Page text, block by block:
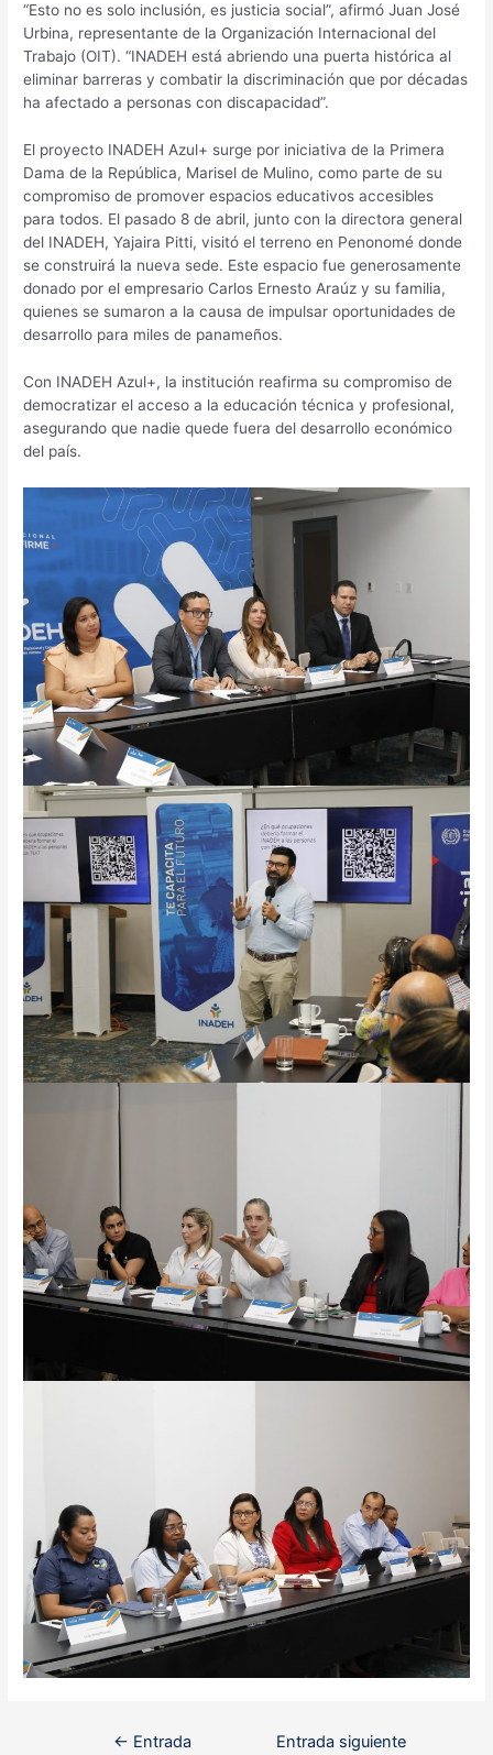
“Esto no es solo inclusión, es justicia social”, afirmó Juan José
Urbina, representante de la Organización Internacional del
Trabajo (OIT). “INADEH está abriendo una puerta histórica al
eliminar barreras y combatir la discriminación que por décadas
ha afectado a personas con discapacidad”.
El proyecto INADEH Azul+ surge por iniciativa de la Primera
Dama de la República, Marisel de Mulino, como parte de su
compromiso de promover espacios educativos accesibles
para todos. El pasado 8 de abril, junto con la directora general
del INADEH, Yajaira Pitti, visitó el terreno en Penonomé donde
se construirá la nueva sede. Este espacio fue generosamente
donado por el empresario Carlos Ernesto Araúz y su familia,
quienes se sumaron a la causa de impulsar oportunidades de
desarrollo para miles de panameños.
Con INADEH Azul+, la institución reafirma su compromiso de
democratizar el acceso a la educación técnica y profesional,
asegurando que nadie quede fuera del desarrollo económico
del país.
Navegación
← Entrada Entrada siguiente